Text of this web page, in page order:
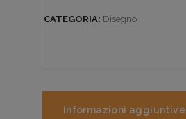
CATEGORIA: Disegno
Informazioni aggiuntive